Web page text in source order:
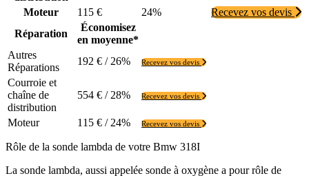
Moteur 115 € 24%
Recevez vos devis
Réparation
Économisez
en moyenne*
Autres
Réparations
192 € / 26% Recevez vos devis
Courroie et
chaîne de
distribution
554 € / 28% Recevez vos devis
Moteur 115 € / 24% Recevez vos devis
Rôle de la sonde lambda de votre Bmw 318I
La sonde lambda, aussi appelée sonde à oxygène a pour rôle de